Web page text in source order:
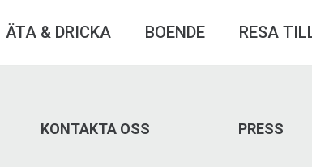
ÄTA & DRICKA BOENDE RESA
KONTAKTA OSS PRESS